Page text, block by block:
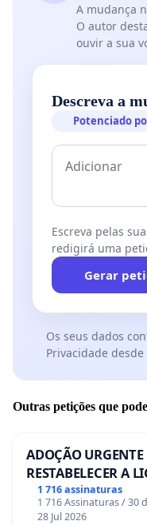
A mudança
O autor
ouvir a sua
Descreva a
Potenciado
Escreva pelas
redigirá uma
Gerar
Os seus dados
Privacidade desde
Outras petições que
ADOÇÃO
RESTABELECER A
1 716 assinaturas
1 716 Assinaturas / 30
28 Jul 2026